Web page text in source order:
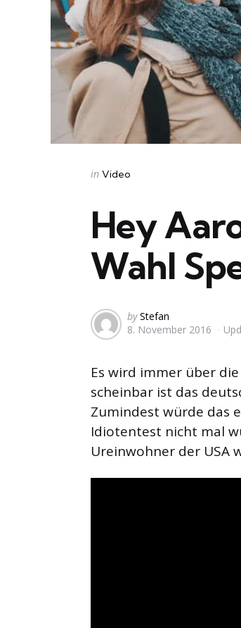
Categories
Posted
in Video
Hey
Wahl
Posted
by
by Stefan
8. November 2016
Es wird immer über
scheinbar ist das
Zumindest würde das
Idiotentest nicht mal
Ureinwohner der USA